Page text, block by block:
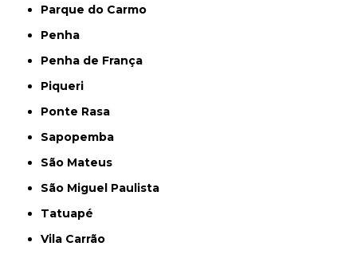
Parque do Carmo
Penha
Penha de França
Piqueri
Ponte Rasa
Sapopemba
São Mateus
São Miguel Paulista
Tatuapé
Vila Carrão